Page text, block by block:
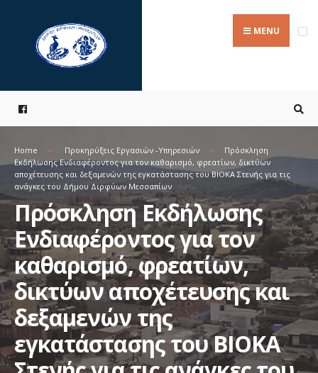
content
MENU
Home Προκηρύξεις Εργασιών -Υπηρεσιών
Πρόσκληση
Εκδήλωσης Ενδιαφέροντος για τον καθαρισμό, φρεατίων, δικτύων
αποχέτευσης και δεξαμενών της εγκατάστασης του ΒΙΟΚΑ Στενής για τις
ανάγκες του Δήμου Διρφύων Μεσσαπίων
Πρόσκληση Εκδήλωσης
Ενδιαφέροντος για τον
καθαρισμό, φρεατίων,
δικτύων αποχέτευσης και
δεξαμενών της
εγκατάστασης του ΒΙΟΚΑ
for: